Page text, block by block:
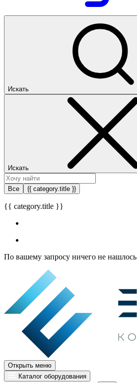
Искать
Искать
Все {{ category.title }}
{{ category.title }}
По вашему запросу ничего не нашлось
Открыть меню
Каталог оборудования